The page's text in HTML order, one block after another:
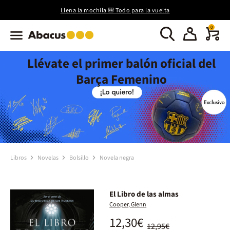
Llena la mochila 🎒 Todo para la vuelta
0
Llévate el primer balón oficial del
Barça Femenino
Libros Novelas Bolsillo Novela negra
El Libro de las almas
Cooper, Glenn
12,95€
12,30€